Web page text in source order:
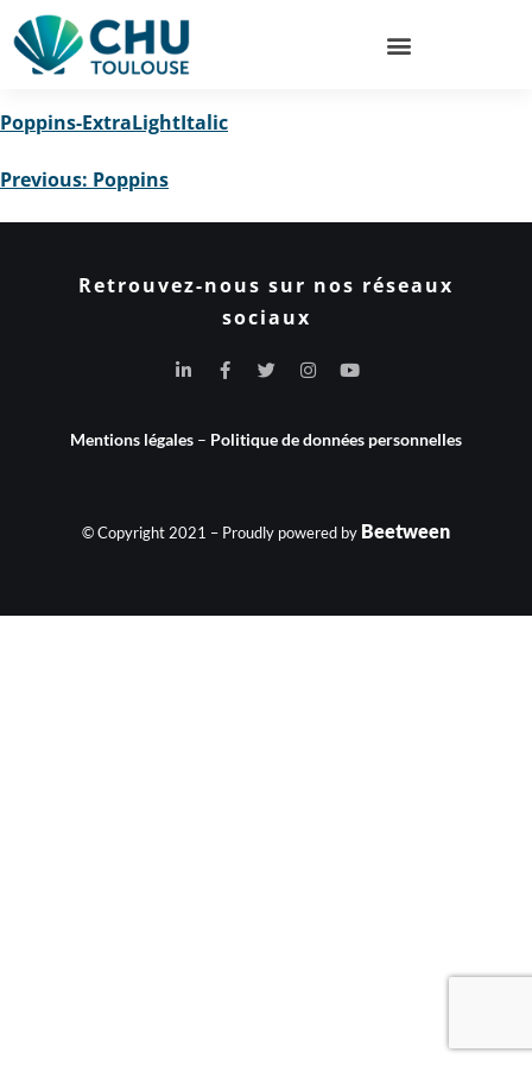
Poppins-ExtraLightItalic
Previous: Poppins
Retrouvez-nous sur nos réseaux
sociaux
Mentions légales – Politique de données personnelles
© Copyright 2021 – Proudly powered by Beetween